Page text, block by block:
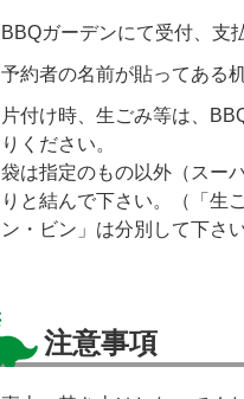
BBQガーデンにて受付、支
予約者の名前が貼ってある
片付け時、生ごみ等は、
りください。
袋は指定のもの以外（スー
りと結んで下さい。（「生
ン・ビン」は分別して下さい
注意事項